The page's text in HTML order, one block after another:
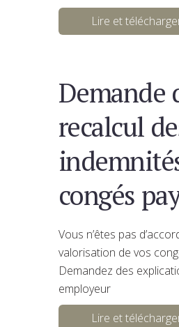
Lire et
Demande
recalcul
congés
Vous n’êtes pas
valorisation de vos
Demandez des
employeur
Lire et